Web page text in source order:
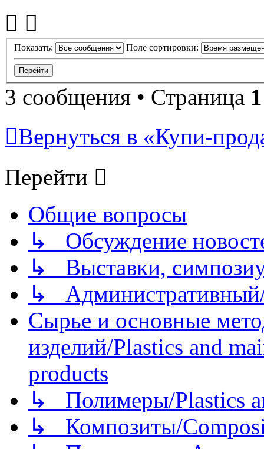
Показать: Поле сортировки:
3 сообщения • Страница 1
Вернуться в «Купи-
Перейти
Общие вопросы
↳ Обсуждение
↳ Выставки,
↳
Сырье и основные
изделий/Plastics and
products
↳ Полимеры/Plastics
↳ Композиты/